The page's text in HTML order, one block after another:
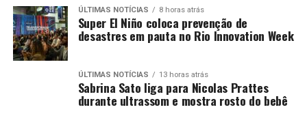
ÚLTIMAS NOTÍCIAS 8 horas atrás
Super El Niño coloca prevenção de
desastres em pauta no Rio Innovation Week
ÚLTIMAS NOTÍCIAS 13 horas atrás
Sabrina Sato liga para Nicolas Prattes
durante ultrassom e mostra rosto do bebê